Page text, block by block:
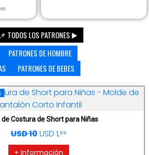
📌 TODOS LOS PATRONES ▶️
PATRONES DE HOMBRE
PATRONES DE BEBES
de Costura de Short para Niñas
USD 10USD 1,⁹⁹
+ Información